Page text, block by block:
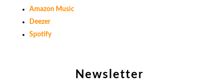
Newsletter
Amazon Music
Deezer
Spotify